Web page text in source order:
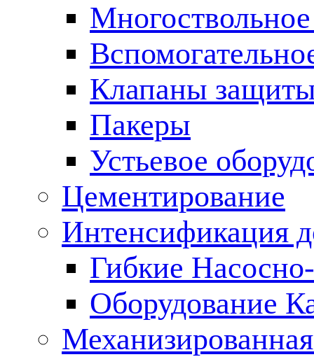
Клапаны
Пакеры
Устьевое
Цементирование
Интенсификация
Гибкие
Оборудование